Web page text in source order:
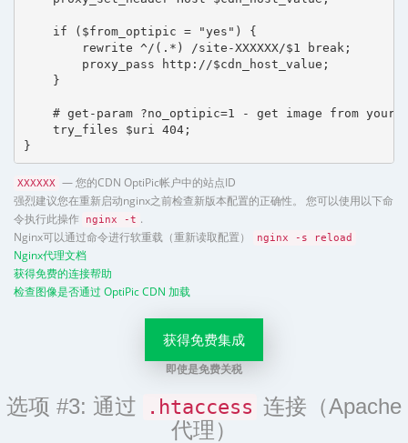
    if ($from_optipic = "yes") {
        rewrite ^/(.*) /site-XXXXXX/$1 break;
        proxy_pass http://$cdn_host_value;
    }
# get-param ?no_optipic=1 - get image from your
    try_files $uri 404;
}
XXXXXX — 您的CDN OptiPic帐户中的站点ID
强烈建议您在重新启动nginx之前检查新版本配置的正确性。 您可以使用以下命
令执行此操作
nginx -t .
Nginx可以通过命令进行软重载（重新读取配置）
nginx -s reload
Nginx代理文档
获得免费的连接帮助
检查图像是否通过 OptiPic CDN 加载
获得免费集成
即使是免费关税
选项 #3: 通过 .htaccess 连接（Apache
代理）